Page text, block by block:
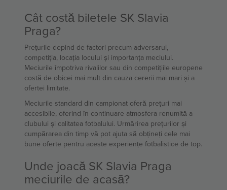
Cât costă biletele SK Slavia
Praga?
Prețurile depind de factori precum adversarul,
competiția, locația locului și importanța meciului.
Meciurile împotriva rivalilor sau din competițiile europene
costă de obicei mai mult din cauza cererii mai mari și a
ofertei limitate.
Meciurile standard din campionat oferă prețuri mai
accesibile, oferind în continuare atmosfera renumită a
clubului și calitatea fotbalului. Urmărirea prețurilor și
cumpărarea din timp vă pot ajuta să obțineți cele mai
bune oferte pentru aceste experiențe fotbalistice de top.
Unde joacă SK Slavia Praga
meciurile de acasă?